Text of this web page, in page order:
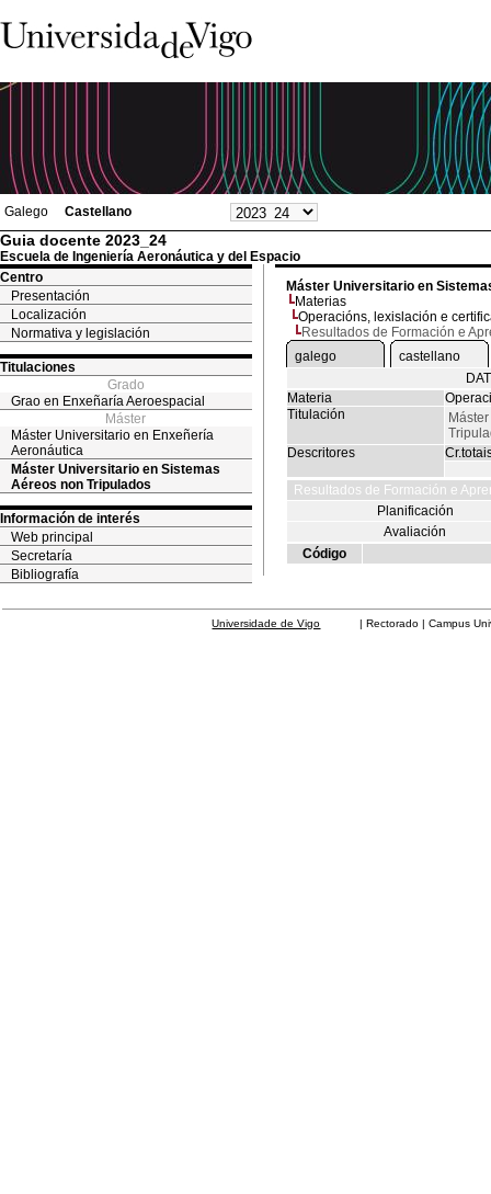
Galego Castellano
Guia docente 2023_24
Escuela de Ingeniería Aeronáutica y del Espacio
Centro
Presentación
Localización
Normativa y legislación
Titulaciones
Grado
Grao en Enxeñaría Aeroespacial
Máster
Máster Universitario en Enxeñería
Aeronáutica
Máster Universitario en Sistemas
Aéreos non Tripulados
Información de interés
Web principal
Secretaría
Bibliografía
Máster Universitario en
Materias
Operacións, lexislación e
Resultados de Formación e
galego
castellano
Materia
Titulación
Descritores
Resultados de Formación e
Planificación
Avaliación
Código
Universidade de Vigo | Rectorado | Campus